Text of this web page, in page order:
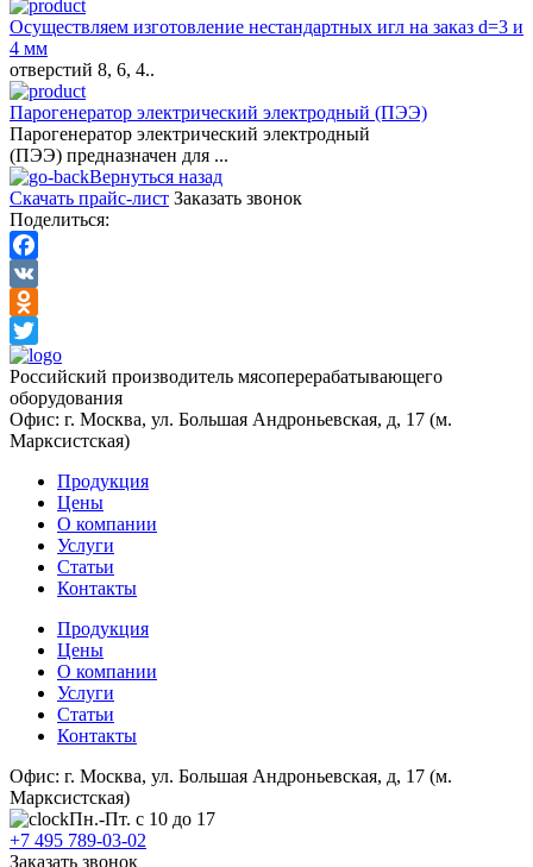
Осуществляем изготовление нестандартных игл на заказ d=3 и
4 мм
отверстий 8, 6, 4..
Парогенератор электрический электродный (ПЭЭ)
Парогенератор электрический электродный
(ПЭЭ) предназначен для ...
Вернуться назад
Скачать прайс-лист Заказать звонок
Поделиться:
Facebook
VK
Odnoklassniki
Twitter
Российский производитель мясоперерабатывающего
оборудования
Офис: г. Москва, ул. Большая Андроньевская, д, 17 (м.
Марксистская)
Продукция
Цены
О компании
Услуги
Статьи
Контакты
Продукция
Цены
О компании
Услуги
Статьи
Контакты
Офис: г. Москва, ул. Большая Андроньевская, д, 17 (м.
Марксистская)
Пн.-Пт. с 10 до 17
+7 495 789-03-02
Заказать звонок